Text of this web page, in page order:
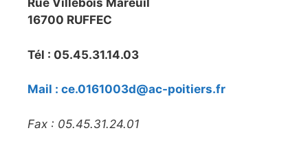
Rue Villebois Mareuil
16700 RUFFEC
Tél : 05.45.31.14.03
Mail : ce.0161003d@ac-poitiers.fr
Fax : 05.45.31.24.01